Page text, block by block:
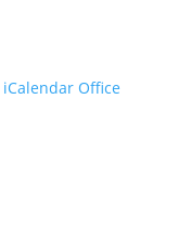
iCalendar Office